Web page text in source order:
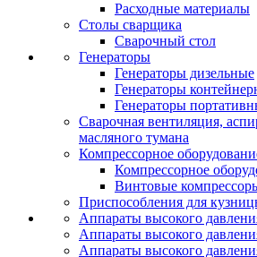
Расходные материалы
Столы сварщика
Сварочный стол
Генераторы
Генераторы дизельные
Генераторы
Генераторы
Сварочная вентиляция,
масляного тумана
Компрессорное
Компрессорное
Винтовые
Приспособления для
Аппараты высокого
Аппараты высокого
Аппараты высокого